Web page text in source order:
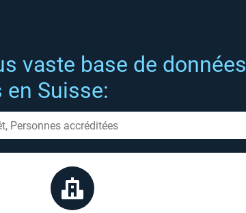
vaste base de données
Suisse: